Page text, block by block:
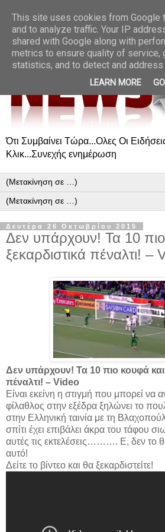
Ότι Συμβαίνει Τώρα...Ολες Οι
Κλικ...Συνεχής ενημέρωση
Δευτέρα 26 Οκτωβρίου 2015
Δεν υπάρχουν! Τα 10
ξεκαρδιστικά πέναλτι! –
Δεν υπάρχουν! Τα 10 πιο κουφά και
πέναλτι! – Video
Είναι εκείνη η στιγμή που μπορεί να
φίλαθλος στην εξέδρα ξηλώνει το
στην Ελληνική ταινία με τη
σπίτι έχει επιβάλει άκρα του τάφου
αυτές τις εκτελέσεις………. Ε, δεν το
αυτό!
Δείτε το βίντεο και θα ξεκαρδιστείτε!
This site uses cookies from Google
and to analyze traffic. Your IP
shared with Google along with
metrics to ensure quality of service,
statistics, and to detect and address
LEARN MORE